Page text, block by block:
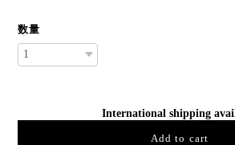
数量
International shipping
Add to cart